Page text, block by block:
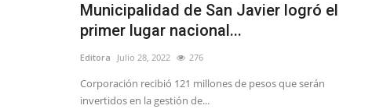
Municipalidad de San Javier logró el
primer lugar nacional...
Editora Julio 28, 2022 276
Corporación recibió 121 millones de pesos que serán
invertidos en la gestión de...